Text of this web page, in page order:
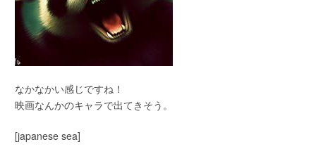
なかなかい感じですね！
映画なんかのキャラで出てきそう。
[japanese sea]